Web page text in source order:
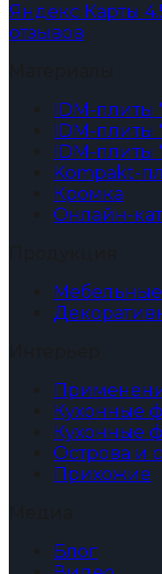
Яндекс Карты
отзывов
IDM-плиты
IDM-плиты
IDM-плиты
Kompakt-
Кромка
Онлайн-
Кухонные
Кухонные
Острова и
Прихожие
Блог